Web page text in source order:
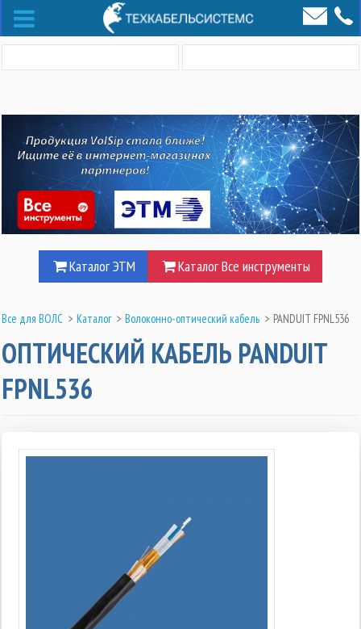
Каталог ЭТМ Каталог Все инструменты
Все для ВОЛС > Каталог > Волоконно-оптический кабель > PANDUIT FPNL536
ОПТИЧЕСКИЙ КАБЕЛЬ PANDUIT
FPNL536